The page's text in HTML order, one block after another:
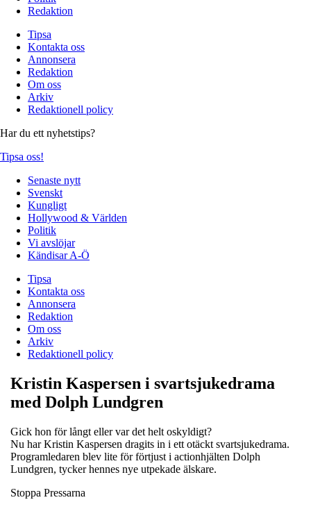
Redaktion
Tipsa
Kontakta oss
Annonsera
Redaktion
Om oss
Arkiv
Redaktionell policy
Har du ett nyhetstips?
Tipsa oss!
Senaste nytt
Svenskt
Kungligt
Hollywood & Världen
Politik
Vi avslöjar
Kändisar A-Ö
Tipsa
Kontakta oss
Annonsera
Redaktion
Om oss
Arkiv
Redaktionell policy
Kristin Kaspersen i svartsjukedrama
med Dolph Lundgren
Gick hon för långt eller var det helt oskyldigt?
Nu har Kristin Kaspersen dragits in i ett otäckt svartsjukedrama.
Programledaren blev lite för förtjust i actionhjälten Dolph
Lundgren, tycker hennes nye utpekade älskare.
Stoppa Pressarna